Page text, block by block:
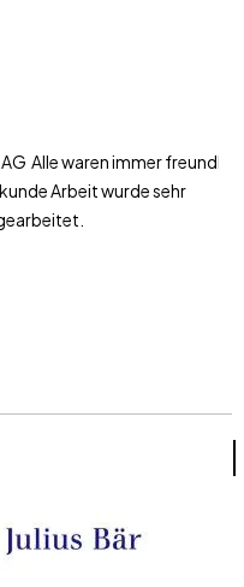
waren immer freundlich
wurde sehr